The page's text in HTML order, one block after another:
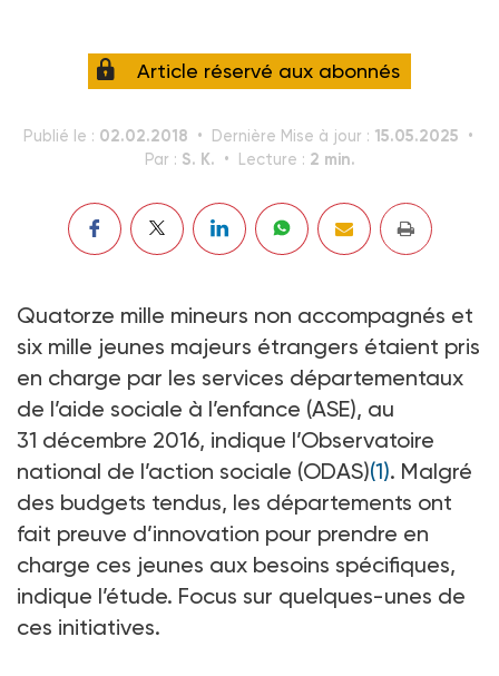
Article réservé aux abonnés
Publié le : 02.02.2018 Dernière Mise à jour : 15.05.2025
Par : S. K. Lecture : 2 min.
Quatorze mille mineurs non accompagnés et
six mille jeunes majeurs étrangers étaient pris
en charge par les services départementaux
de l’aide sociale à l’enfance (ASE), au
31 décembre 2016, indique l’Observatoire
national de l’action sociale (ODAS)(1). Malgré
des budgets tendus, les départements ont
fait preuve d’innovation pour prendre en
charge ces jeunes aux besoins spécifiques,
indique l’étude. Focus sur quelques-unes de
ces initiatives.